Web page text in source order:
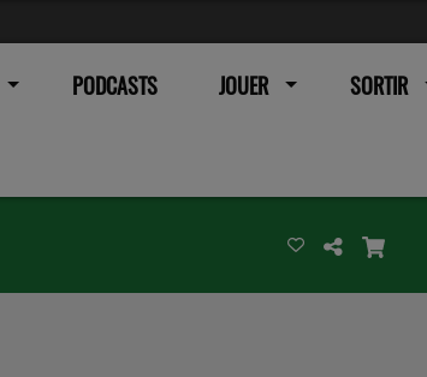
PODCASTS JOUER SORTIR